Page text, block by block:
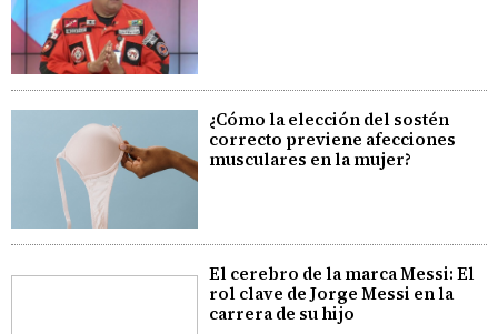
¿Cómo la elección del sostén
correcto previene afecciones
musculares en la mujer?
El cerebro de la marca Messi: El
rol clave de Jorge Messi en la
carrera de su hijo